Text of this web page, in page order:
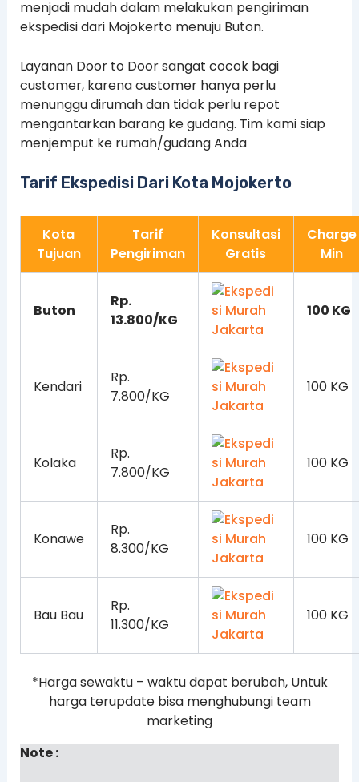
menjadi mudah dalam melakukan pengiriman
ekspedisi dari Mojokerto menuju Buton.
Layanan Door to Door sangat cocok bagi
customer, karena customer hanya perlu
menunggu dirumah dan tidak perlu repot
mengantarkan barang ke gudang. Tim kami siap
menjemput ke rumah/gudang Anda
Tarif Ekspedisi Dari Kota Mojokerto
Kota
Tujuan
Tarif
Pengiriman
Konsultasi
Gratis
Charge
Min
Buton
Rp.
13.800/KG
100 KG
Kendari
Rp.
7.800/KG
100 KG
Kolaka
Rp.
7.800/KG
100 KG
Konawe
Rp.
8.300/KG
100 KG
Bau Bau
Rp.
11.300/KG
100 KG
*Harga sewaktu – waktu dapat berubah, Untuk
harga terupdate bisa menghubungi team
marketing
Note :